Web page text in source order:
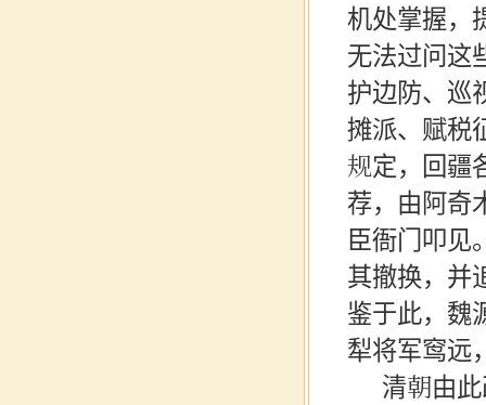
机处掌握，
无法过问这
护边防、巡
摊派、赋税
规定，回疆
荐，由阿奇
臣衙门叩见
其撤换，并
鉴于此，魏
犁将军窎远
清朝由